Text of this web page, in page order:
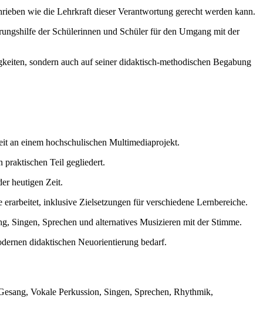
wie die Lehrkraft dieser Verantwortung gerecht werden kann.
der Schülerinnen und Schüler für den Umgang mit der
sondern auch auf seiner didaktisch-methodischen Begabung
an einem hochschulischen Multimediaprojekt.
praktischen Teil gegliedert.
heutigen Zeit.
inklusive Zielsetzungen für verschiedene Lernbereiche.
Singen, Sprechen und alternatives Musizieren mit der Stimme.
didaktischen Neuorientierung bedarf.
Vokale Perkussion, Singen, Sprechen, Rhythmik,